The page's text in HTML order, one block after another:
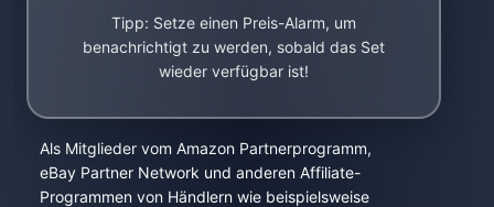
Tipp: Setze einen Preis-Alarm, um
benachrichtigt zu werden, sobald das Set
wieder verfügbar ist!
Als Mitglieder vom Amazon Partnerprogramm,
eBay Partner Network und anderen Affiliate-
Programmen von Händlern wie beispielsweise